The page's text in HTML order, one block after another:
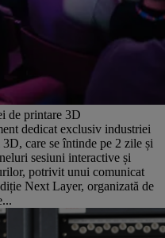
de printare 3D
dedicat exclusiv industriei
care se întinde pe 2 zile și
sesiuni interactive și
potrivit unui comunicat
Next Layer, organizată de